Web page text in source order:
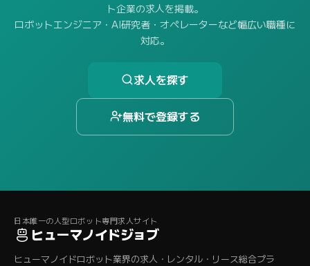
ト企業の求人を掲載。
ロボットエンジニア・AI研究者・オペレーターなど幅広い職種に
対応。
求人を探す
無料で登録する
日本唯一の人型ロボット専門求人サイト
ヒューマノイドジョブ
ヒューマノイドロボット業界の求人・レンタル・リース総合プラ